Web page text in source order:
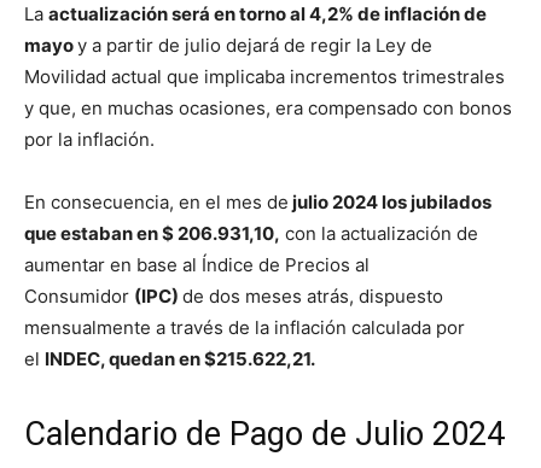
La actualización será en torno al 4,2% de inflación de
mayoy a partir de julio dejará de regir la Ley de
Movilidad actual que implicaba incrementos trimestrales
y que, en muchas ocasiones, era compensado con bonos
por la inflación.
En consecuencia, en el mes de julio 2024 los jubilados
que estaban en $ 206.931,10, con la actualización de
aumentar en base al Índice de Precios al
Consumidor (IPC) de dos meses atrás, dispuesto
mensualmente a través de la inflación calculada por
el INDEC, quedan en $215.622,21.
Calendario de Pago de Julio 2024